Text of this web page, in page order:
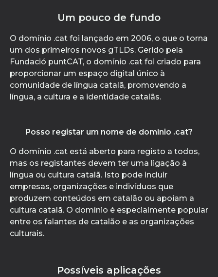
Um pouco de fundo
O domínio .cat foi lançado em 2006, o que o torna
um dos primeiros novos gTLDs. Gerido pela
Fundació puntCAT, o domínio .cat foi criado para
proporcionar um espaço digital único à
comunidade de língua catalã, promovendo a
língua, a cultura e a identidade catalãs.
Posso registar um nome de domínio .cat?
O domínio .cat está aberto para registo a todos,
mas os registantes devem ter uma ligação à
língua ou cultura catalã. Isto pode incluir
empresas, organizações e indivíduos que
produzem conteúdos em catalão ou apoiam a
cultura catalã. O domínio é especialmente popular
entre os falantes de catalão e as organizações
culturais.
Possíveis aplicações